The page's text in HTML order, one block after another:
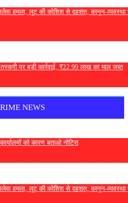
हमला, लूट की कोशिश से दहशत; कानून-व्यवस्था
पर बड़ी कार्रवाई, ₹22.99 लाख का माल जब्त
NEWS
को कारण बताओ नोटिस
हमला, लूट की कोशिश से दहशत; कानून-व्यवस्था